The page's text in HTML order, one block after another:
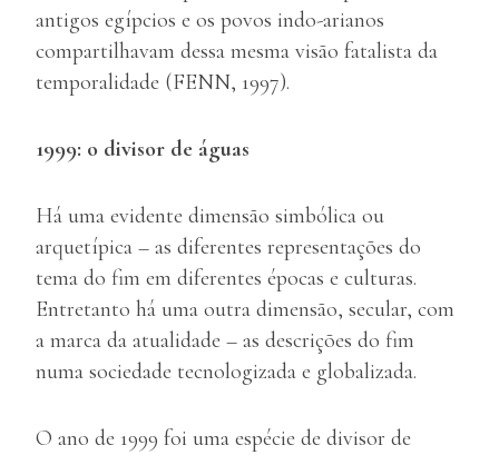
antigos egípcios e os povos indo-arianos
compartilhavam dessa mesma visão fatalista da
temporalidade (FENN, 1997).
1999: o divisor de águas
Há uma evidente dimensão simbólica ou
arquetípica – as diferentes representações do
tema do fim em diferentes épocas e culturas.
Entretanto há uma outra dimensão, secular, com
a marca da atualidade – as descrições do fim
numa sociedade tecnologizada e globalizada.
O ano de 1999 foi uma espécie de divisor de